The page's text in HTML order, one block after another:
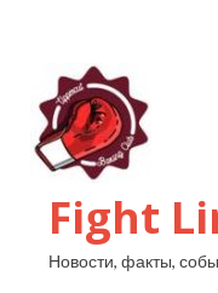
Fight
Новости, факты,